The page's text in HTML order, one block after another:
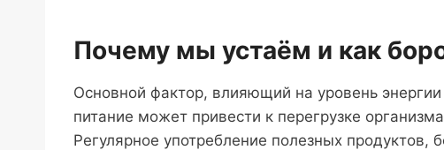
Почему мы устаём и как
Основной фактор, влияющий на уровень
питание может привести к перегрузке
Регулярное употребление полезных